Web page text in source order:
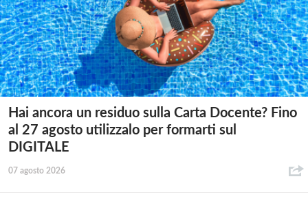
Hai ancora un residuo sulla Carta Docente? Fino
al 27 agosto utilizzalo per formarti sul
DIGITALE
07 agosto 2026